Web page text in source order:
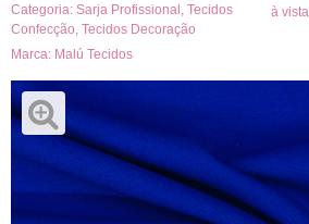
Categoria: Sarja Profissional Tecidos
Confecção Tecidos Decoração
Marca: Malú Tecidos
à vista